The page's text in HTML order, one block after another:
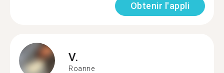
Obtenir l'appli
V.
Roanne